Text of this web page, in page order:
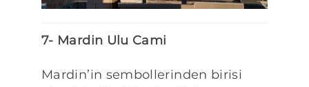
7- Mardin Ulu Cami
Mardin’in sembollerinden birisi